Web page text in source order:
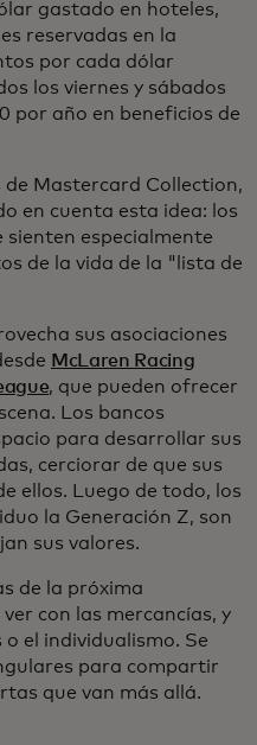
gastado en hoteles,
reservadas en la
por cada dólar
los viernes y sábados
por año en beneficios de
de Mastercard Collection,
en cuenta esta idea: los
sienten especialmente
de la vida de la "lista de
sus asociaciones
McLaren Racing
, que pueden ofrecer
Los bancos
para desarrollar sus
cerciorar de que sus
ellos. Luego de todo, los
la Generación Z, son
sus valores.
de la próxima
con las mercancías, y
el individualismo. Se
para compartir
que van más allá.